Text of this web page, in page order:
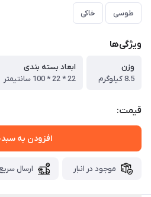
طوسی خاکی
ویژگی‌ها
وزن
8.5 كيلوگرم
ابعاد بسته بندی
22 * 22 * 100 سانتيمتر
قیمت:
افزودن به
موجود در انبار ارسال سریع